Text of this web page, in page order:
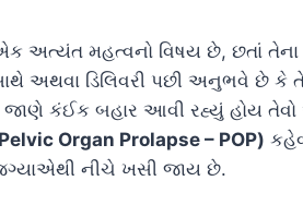
અત્યંત મહત્વનો વિષય છે, છતાં
અથવા ડિલિવરી પછી અનુભવે છે કે
જાણે કંઈક બહાર આવી રહ્યું હોય
Organ Prolapse – POP)
નીચે ખસી જાય છે.